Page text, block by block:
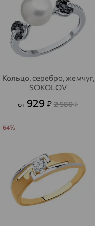
Кольцо, серебро, жемчуг,
SOKOLOV
от 929 ₽ 2 580₽
64%